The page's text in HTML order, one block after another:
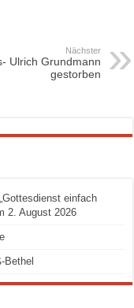
Nächster
Ulrich Grundmann
gestorben
einfach
2. August 2026
Bethel